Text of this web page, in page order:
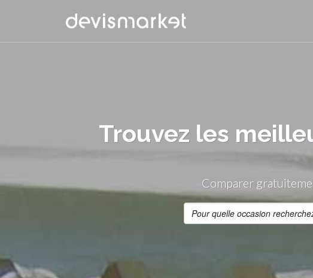
Trouvez les
Comparer